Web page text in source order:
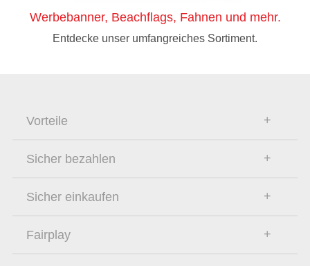
Werbebanner, Beachflags, Fahnen und mehr.
Entdecke unser umfangreiches Sortiment.
Vorteile
Sicher bezahlen
Sicher einkaufen
Fairplay